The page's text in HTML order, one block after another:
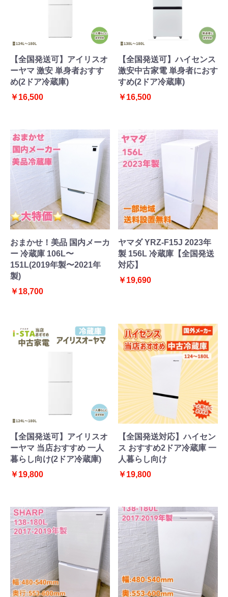
【全国発送可】アイリスオ
ーヤマ 激安 単身者おすす
め(2ドア冷蔵庫)
￥16,500
【全国発送可】ハイセンス
激安中古家電 単身者におす
すめ(2ドア冷蔵庫)
￥16,500
おまかせ！美品 国内メーカ
ー 冷蔵庫 106L〜
151L(2019年製〜2021年
製)
￥18,700
ヤマダ YRZ-F15J 2023年
製 156L 冷蔵庫【全国発送
対応】
￥19,690
【全国発送可】アイリスオ
ーヤマ 当店おすすめ 一人
暮らし向け(2ドア冷蔵庫)
￥19,800
【全国発送対応】ハイセン
ス おすすめ2ドア冷蔵庫 一
人暮らし向け
￥19,800